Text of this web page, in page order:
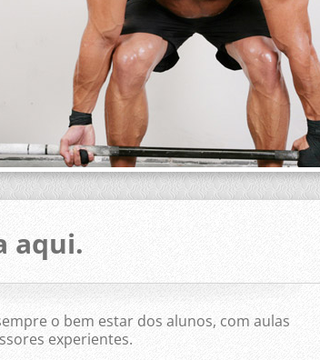
aqui.
sempre o bem estar dos alunos, com aulas
experientes.